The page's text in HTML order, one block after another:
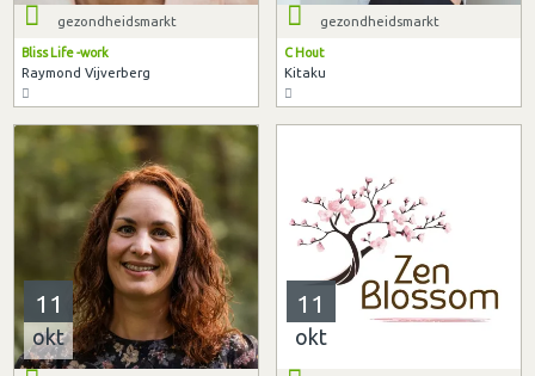
gezondheidsmarkt
Bliss Life -work
Raymond Vijverberg
gezondheidsmarkt
C Hout
Kitaku
11
okt
11
okt